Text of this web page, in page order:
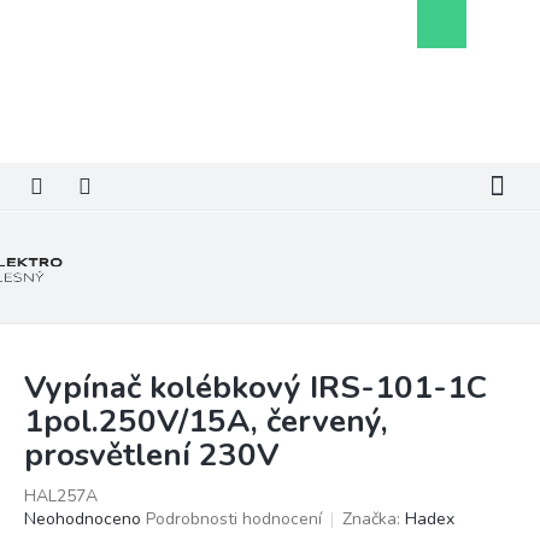
košík
Vypínač kolébkový IRS-101-1C
1pol.250V/15A, červený,
prosvětlení 230V
HAL257A
Průměrné
Neohodnoceno Podrobnosti hodnocení Značka: Hadex